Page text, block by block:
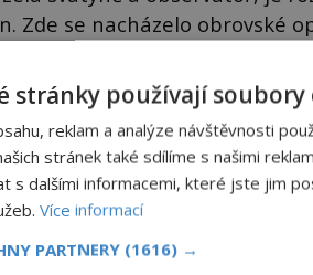
Zde se nacházelo obrovské
Utonuli
latríně?
Táhne
něm říct,
Císař
stránky používají soubory
reklam a analýze návštěvnosti
stránek také sdílíme s našimi
s dalšími informacemi, které jste jim
Více informací
PARTNERY (1616) →